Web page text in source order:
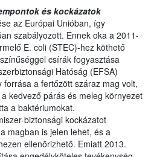
és kockázatok
az Európai Unióban, így
szabályozott. Ennek oka a 2011-
E. coli (STEC)-hez köthető
csírák fogyasztása
Hatóság (EFSA)
a fertőzött száraz mag volt,
kedvező párás és meleg környezet
a baktériumokat.
biztonsági kockázatot
magban is jelen lehet, és a
ellenőrizhető. Emiatt 2013.